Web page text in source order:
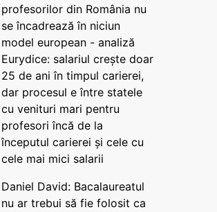
profesorilor din România nu
se încadrează în niciun
model european - analiză
Eurydice: salariul crește doar
25 de ani în timpul carierei,
dar procesul e între statele
cu venituri mari pentru
profesori încă de la
începutul carierei și cele cu
cele mai mici salarii
Daniel David: Bacalaureatul
nu ar trebui să fie folosit ca